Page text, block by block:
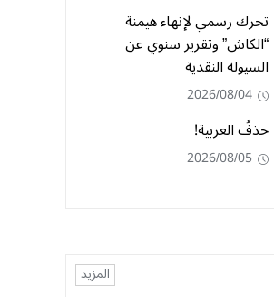
تحرك رسمي لإنهاء هيمنة
“الكاش” وتقرير سنوي عن
السيولة النقدية
2026/08/04
حذفُ العربية!
2026/08/05
المزيد